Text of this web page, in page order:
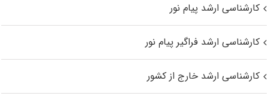
کارشناسی ارشد پیام نور
کارشناسی ارشد فراگیر پیام نور
کارشناسی ارشد خارج از کشور